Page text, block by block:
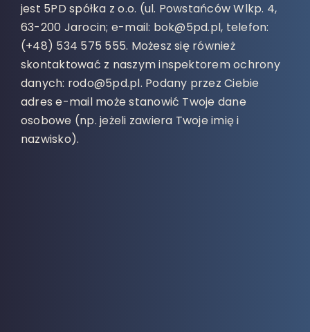
jest 5PD spółka z o.o. (ul. Powstańców Wlkp. 4,
63-200 Jarocin; e-mail: bok@5pd.pl, telefon:
(+48) 534 575 555. Możesz się również
skontaktować z naszym inspektorem ochrony
danych: rodo@5pd.pl. Podany przez Ciebie
adres e-mail może stanowić Twoje dane
osobowe (np. jeżeli zawiera Twoje imię i
nazwisko).